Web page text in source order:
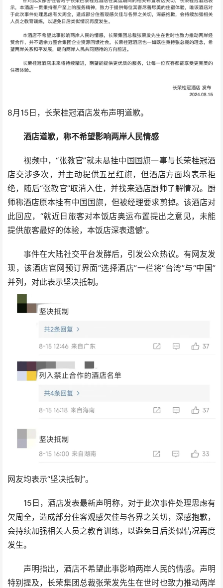
8月15日，长荣桂冠酒店发布声明道歉。
酒店道歉，称不希望影响两岸人民情感
视频中，“张教官”就未悬挂中国国旗一事与长荣桂冠酒
店交涉多次，并主动提供五星红旗，但酒店方面均表示拒
绝，随后“张教官”取消入住，并找来酒店厨师了解情况。厨
师称酒店原本挂有中国国旗，但被经理要求剪掉。该酒店对
此回应，“就近日旅客对本饭店奥运布置提出之意见，未能
提供旅客最好的体验，本饭店深表遗憾”。
事件在大陆社交平台发酵后，引发公众热议。有网友发
现，该酒店官网预订界面“选择酒店”一栏将“台湾”与“中国”
并列，对此表示坚决抵制。
网友均表示“坚决抵制”。
15日，酒店发表最新声明称，对于此次事件处理思虑有
欠周全，造成部分住客观感欠佳与各界之关切，深感抱歉，
会持续加强相关人员之教育训练，以避免日后类似情况再度
发生。
声明指出，酒店不希望此事影响两岸人民的情感。声明
特别提及，长荣集团总裁张荣发先生在世时也致力推动两岸